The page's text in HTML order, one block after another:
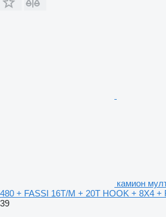
камион
480 + FASSI 16T/M + 20T HOOK + 8X4 +
39